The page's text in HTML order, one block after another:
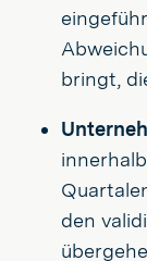
bringt,
den